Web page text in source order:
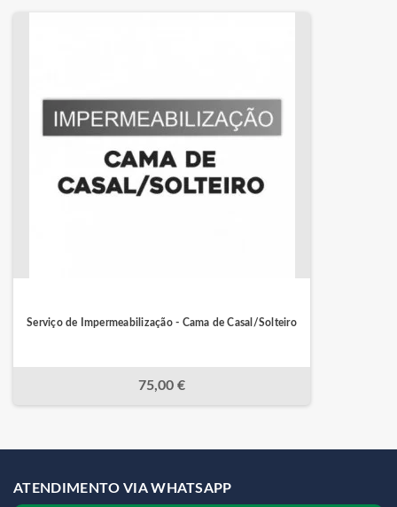
Serviço de Impermeabilização - Cama de Casal/Solteiro
75,00 €
ATENDIMENTO VIA WHATSAPP